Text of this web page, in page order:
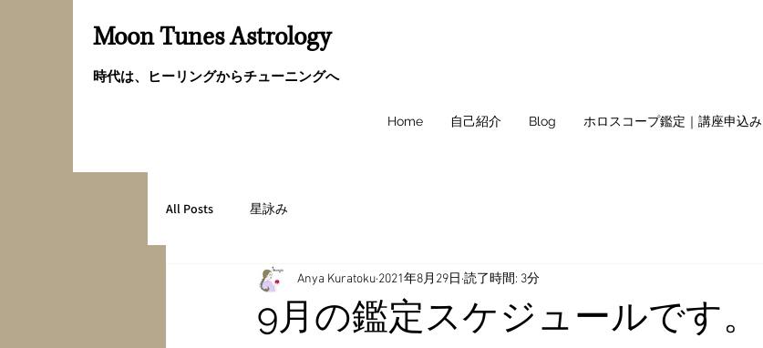
Moon Tunes Astrology
時代は、ヒーリングからチューニングへ
Home 自己紹介 Blog ホロスコープ鑑定｜講座申込み
All Posts 星詠み
9月の鑑定スケジュールです。
Anya Kuratoku 2021年8月29日 読了時間: 3分